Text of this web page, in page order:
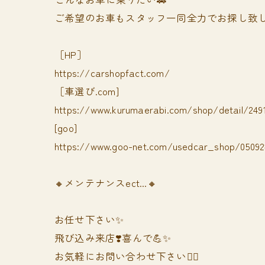
ご希望のお車もスタッフ一同全力でお探し致
［HP］
https://carshopfact.com/
［車選び.com]
https://www.kurumaerabi.com/shop/detail/
[goo]
https://www.goo-net.com/usedcar_shop/
🔸メンテナンスect...🔸
お任せ下さい✨
飛び込み来店❣️喜んで💪✨
お気軽にお問い合わせ下さい🙆‍♀️